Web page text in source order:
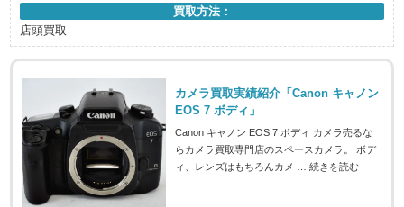
買取方法：
店頭買取
カメラ買取実績紹介「Canon キャノン
EOS 7 ボディ」
Canon キャノン EOS 7 ボディ カメラ売るな
らカメラ買取専門店のスペースカメラ。 ボデ
ィ、レンズはもちろんカメ …続きを読む